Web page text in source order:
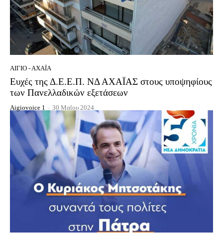
ΑΊΓΙΟ - ΑΧΑΪ́Α
Ευχές της Δ.Ε.Ε.Π. ΝΔ ΑΧΑΪΑΣ στους υποψηφίους
των Πανελλαδικών εξετάσεων
Aigiovoice 1 - 30 Μαΐου 2024